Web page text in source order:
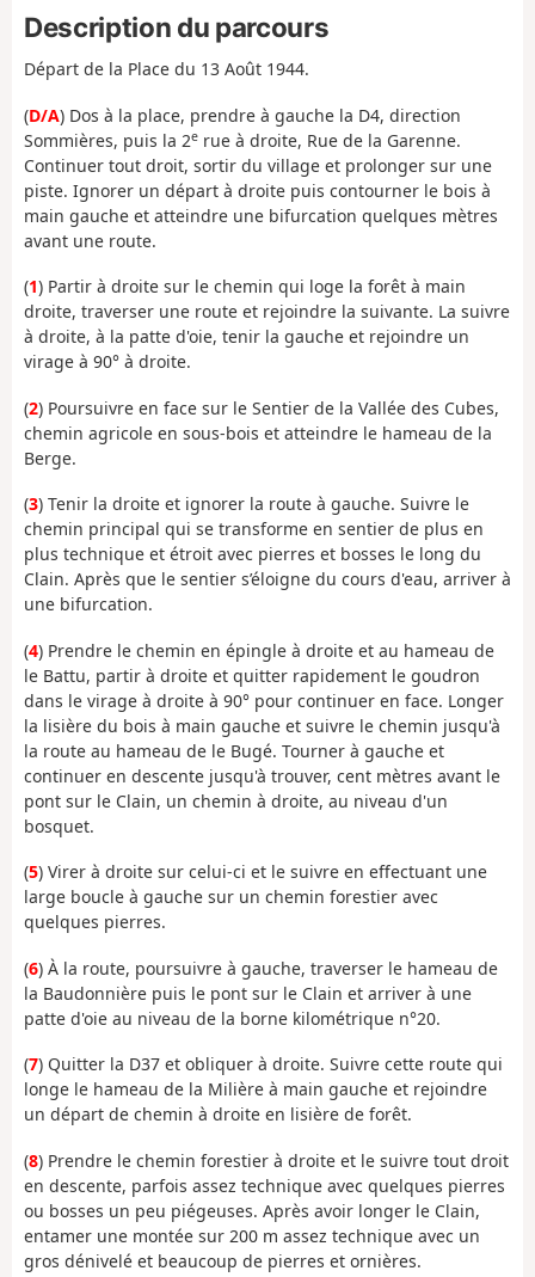
Description du parcours
Départ de la Place du 13 Août 1944.
(D/A) Dos à la place, prendre à gauche la D4, direction
Sommières, puis la 2e rue à droite, Rue de la Garenne.
Continuer tout droit, sortir du village et prolonger sur une
piste. Ignorer un départ à droite puis contourner le bois à
main gauche et atteindre une bifurcation quelques mètres
avant une route.
(1) Partir à droite sur le chemin qui loge la forêt à main
droite, traverser une route et rejoindre la suivante. La suivre
à droite, à la patte d'oie, tenir la gauche et rejoindre un
virage à 90° à droite.
(2) Poursuivre en face sur le Sentier de la Vallée des Cubes,
chemin agricole en sous-bois et atteindre le hameau de la
Berge.
(3) Tenir la droite et ignorer la route à gauche. Suivre le
chemin principal qui se transforme en sentier de plus en
plus technique et étroit avec pierres et bosses le long du
Clain. Après que le sentier s’éloigne du cours d'eau, arriver à
une bifurcation.
(4) Prendre le chemin en épingle à droite et au hameau de
le Battu, partir à droite et quitter rapidement le goudron
dans le virage à droite à 90° pour continuer en face. Longer
la lisière du bois à main gauche et suivre le chemin jusqu'à
la route au hameau de le Bugé. Tourner à gauche et
continuer en descente jusqu'à trouver, cent mètres avant le
pont sur le Clain, un chemin à droite, au niveau d'un
bosquet.
(5) Virer à droite sur celui-ci et le suivre en effectuant une
large boucle à gauche sur un chemin forestier avec
quelques pierres.
(6) À la route, poursuivre à gauche, traverser le hameau de
la Baudonnière puis le pont sur le Clain et arriver à une
patte d'oie au niveau de la borne kilométrique n°20.
(7) Quitter la D37 et obliquer à droite. Suivre cette route qui
longe le hameau de la Milière à main gauche et rejoindre
un départ de chemin à droite en lisière de forêt.
(8) Prendre le chemin forestier à droite et le suivre tout droit
en descente, parfois assez technique avec quelques pierres
ou bosses un peu piégeuses. Après avoir longer le Clain,
entamer une montée sur 200 m assez technique avec un
gros dénivelé et beaucoup de pierres et ornières.